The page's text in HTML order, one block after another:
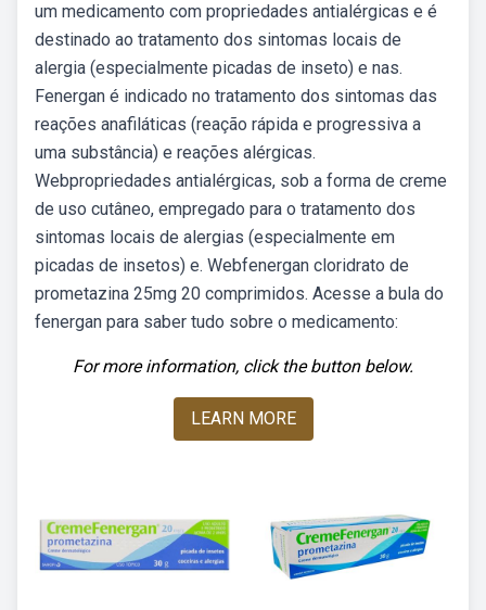
um medicamento com propriedades antialérgicas e é
destinado ao tratamento dos sintomas locais de
alergia (especialmente picadas de inseto) e nas.
Fenergan é indicado no tratamento dos sintomas das
reações anafiláticas (reação rápida e progressiva a
uma substância) e reações alérgicas.
Webpropriedades antialérgicas, sob a forma de creme
de uso cutâneo, empregado para o tratamento dos
sintomas locais de alergias (especialmente em
picadas de insetos) e. Webfenergan cloridrato de
prometazina 25mg 20 comprimidos. Acesse a bula do
fenergan para saber tudo sobre o medicamento:
For more information, click the button below.
LEARN MORE